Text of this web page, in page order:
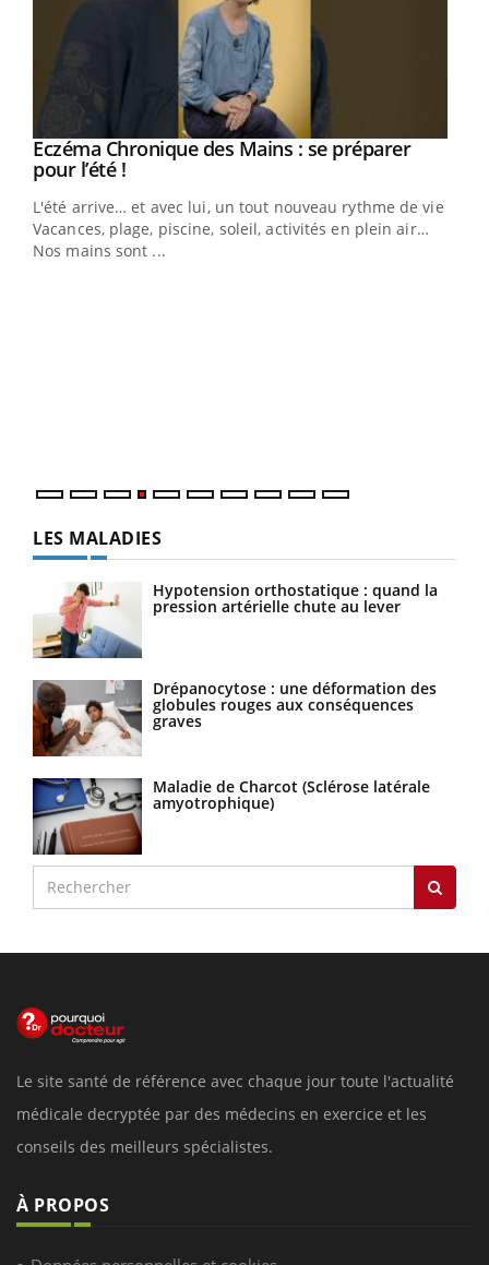
Youtube
Eczéma Chronique des Mains : se préparer
pour l’été !Youtube
L'été arrive… et avec lui, un tout nouveau rythme de vie !
Vacances, plage, piscine, soleil, activités en plein air…
Nos mains sont ...
LES MALADIES
Hypotension orthostatique : quand la
pression artérielle chute au lever
Drépanocytose : une déformation des
globules rouges aux conséquences
graves
Maladie de Charcot (Sclérose latérale
amyotrophique)
Le site santé de référence avec chaque jour toute l'actualité
médicale decryptée par des médecins en exercice et les
conseils des meilleurs spécialistes.
À PROPOS